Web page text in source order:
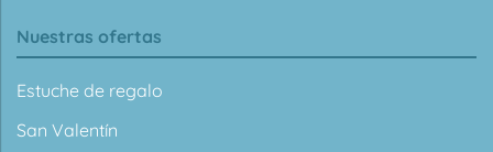
Nuestras ofertas
Estuche de regalo
San Valentín